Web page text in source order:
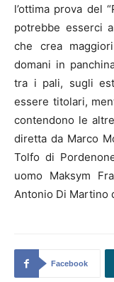
l’ottima prova del
potrebbe esserci
che crea
domani in
tra i pali, sugli
essere titolari,
contendono le
diretta da Marco
Tolfo di
uomo Maksym
Antonio Di Martino
Facebook